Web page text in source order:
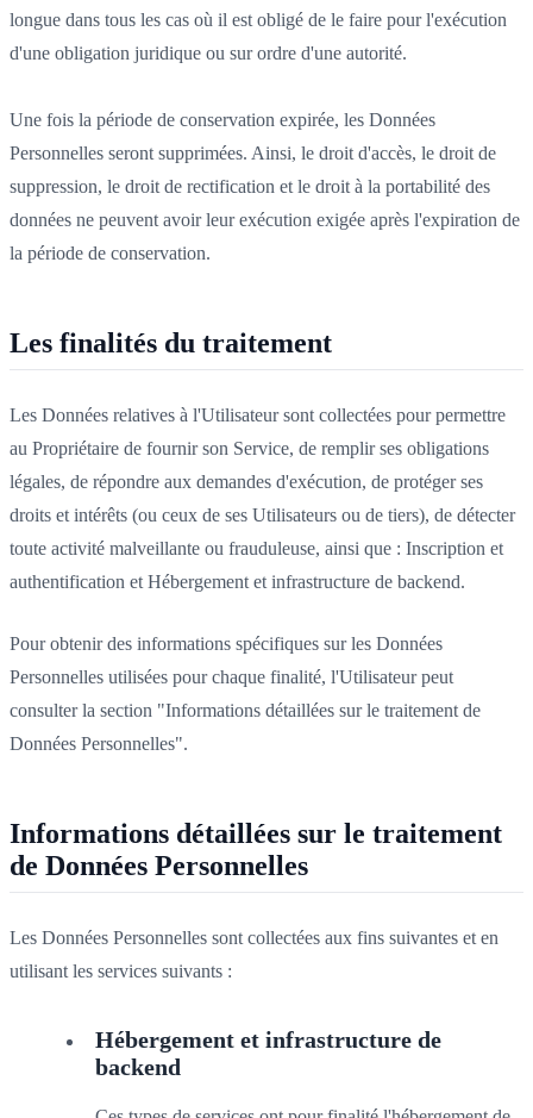
longue dans tous les cas où il est obligé de le faire pour l'exécution
d'une obligation juridique ou sur ordre d'une autorité.
Une fois la période de conservation expirée, les Données
Personnelles seront supprimées. Ainsi, le droit d'accès, le droit de
suppression, le droit de rectification et le droit à la portabilité des
données ne peuvent avoir leur exécution exigée après l'expiration de
la période de conservation.
Les finalités du traitement
Les Données relatives à l'Utilisateur sont collectées pour permettre
au Propriétaire de fournir son Service, de remplir ses obligations
légales, de répondre aux demandes d'exécution, de protéger ses
droits et intérêts (ou ceux de ses Utilisateurs ou de tiers), de détecter
toute activité malveillante ou frauduleuse, ainsi que : Inscription et
authentification et Hébergement et infrastructure de backend.
Pour obtenir des informations spécifiques sur les Données
Personnelles utilisées pour chaque finalité, l'Utilisateur peut
consulter la section "Informations détaillées sur le traitement de
Données Personnelles".
Informations détaillées sur le traitement
de Données Personnelles
Les Données Personnelles sont collectées aux fins suivantes et en
utilisant les services suivants :
Hébergement et infrastructure de
backend